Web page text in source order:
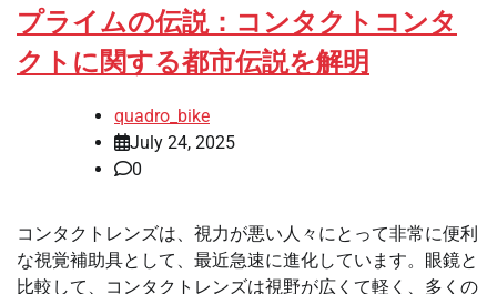
プライムの伝説：コンタクトコンタ
クトに関する都市伝説を解明
quadro_bike
July 24, 2025
0
コンタクトレンズは、視力が悪い人々にとって非常に便利
な視覚補助具として、最近急速に進化しています。眼鏡と
比較して、コンタクトレンズは視野が広くて軽く、多くの